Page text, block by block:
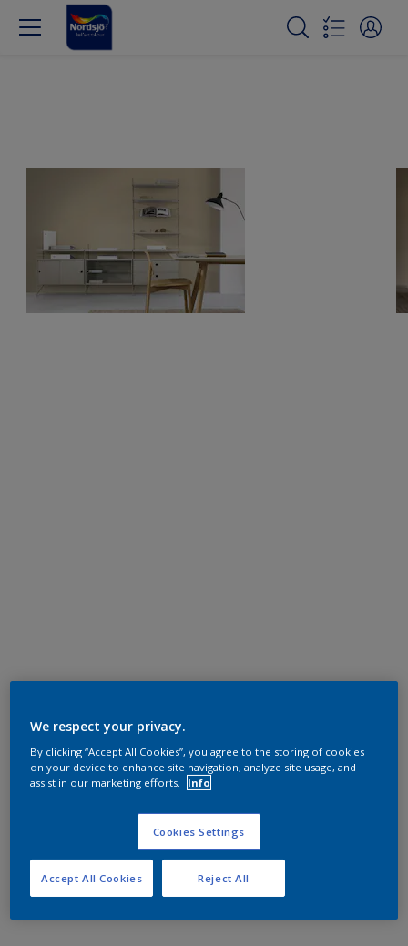
We respect your privacy.
By clicking “Accept All Cookies”, you agree to the storing of cookies
on your device to enhance site navigation, analyze site usage, and
assist in our marketing efforts.
Info
Cookies Settings
Reject All
Accept All Cookies